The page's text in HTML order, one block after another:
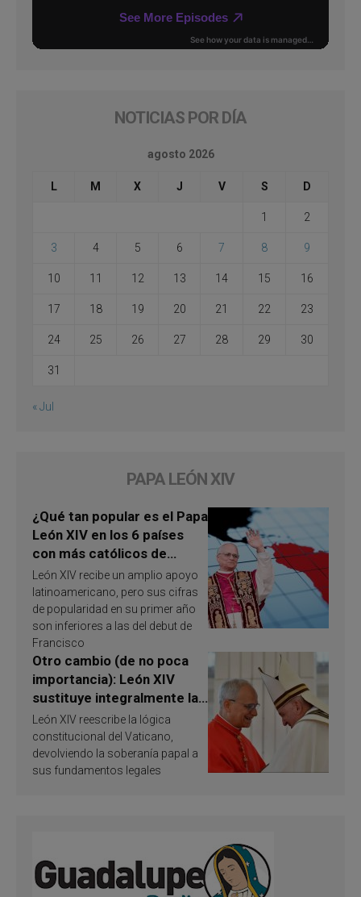
NOTICIAS POR DÍA
agosto 2026
L M X J V S D
1 2
3 4 5 6 7 8 9
10 11 12 13 14 15 16
17 18 19 20 21 22 23
24 25 26 27 28 29 30
31
« Jul
PAPA LEÓN XIV
¿Qué tan popular es el Papa
León XIV en los 6 países
con más católicos de
América Latina en 2026?
Publican resultados de
investigación
León XIV recibe un amplio apoyo
latinoamericano, pero sus cifras
de popularidad en su primer año
son inferiores a las del debut de
Francisco
Otro cambio (de no poca
importancia): León XIV
sustituye integralmente la
ley vaticana de Papa
Francisco
León XIV reescribe la lógica
constitucional del Vaticano,
devolviendo la soberanía papal a
sus fundamentos legales